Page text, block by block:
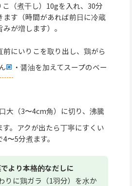
（煮干し）10gを入れ、30分
ます（時間があれば前日に冷蔵
が増します）。
にいりこを取り出し、鶏がら
・醤油を加えてスープのベー
大（3〜4cm角）に切り、沸騰
す。アクが出たら丁寧にすくい
〜5分煮ます。
より本格的なだしに
りに鶏ガラ（1羽分）を水か